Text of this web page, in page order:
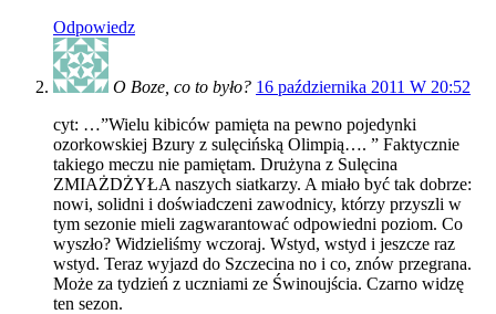
Odpowiedz
O Boze, co to było? 16 października 2011 W 20:52
cyt: …”Wielu kibiców pamięta na pewno pojedynki
ozorkowskiej Bzury z sulęcińską Olimpią…. ” Faktycznie
takiego meczu nie pamiętam. Drużyna z Sulęcina
ZMIAŻDŻYŁA naszych siatkarzy. A miało być tak dobrze:
nowi, solidni i doświadczeni zawodnicy, którzy przyszli w
tym sezonie mieli zagwarantować odpowiedni poziom. Co
wyszło? Widzieliśmy wczoraj. Wstyd, wstyd i jeszcze raz
wstyd. Teraz wyjazd do Szczecina no i co, znów przegrana.
Może za tydzień z uczniami ze Świnoujścia. Czarno widzę
ten sezon.